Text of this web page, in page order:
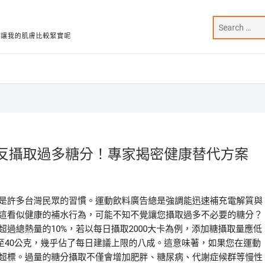
我的肌膚比較緊實呢
攝取過多糖分！專家揭密健康替代方案
多台灣民眾的習慣。運動飲料廣告總是強調能迅速補充電解質與
似健康的補水行為，可能不知不覺讓您攝取過多不必要的糖分？
總熱量的10%，若以每日攝取2000大卡為例，添加糖攝取量應低
公克，幾乎佔了每日建議上限的八成。這意味著，如果您在運動
。過量的糖分攝取不僅會增加肥胖、糖尿病、代謝症候群等慢性